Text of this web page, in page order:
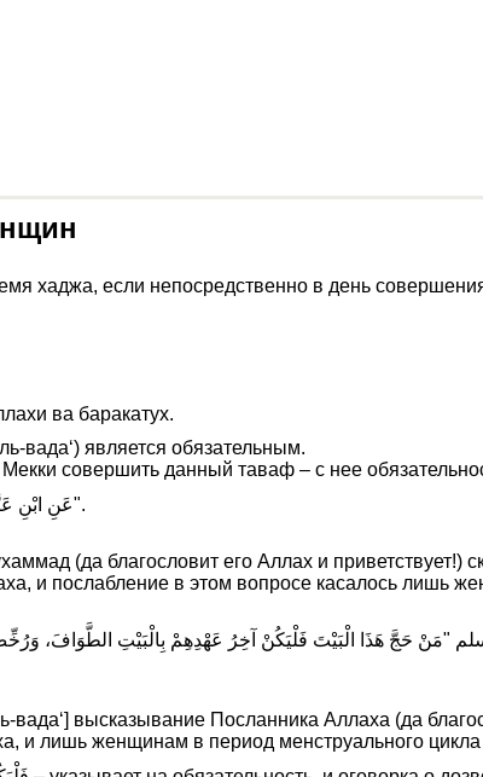
хаджа, если непосредственно в день
ва баракатух.
вада‘) является обязательным.
совершить данный таваф – с нее
عَنِ ابْنِ عَبَّاسٍ رَضِيَ اللَّهُ عَنْهُمَا قَالَ: "أُمِرَ النَّاسُ أَنْ يَكُونَ آخِرُ عَهْدِهِمْ بِالْبَيْتِ، إِلَّا أَنَّهُ خُفِّفَ عَنِ الحَائِضِ".
(да благословит его Аллах и приветствует!)
и послабление в этом вопросе касалось лишь
"مَنْ حَجَّ هَذَا الْبَيْتَ فَلْيَكُنْ آخِرُ عَهْدِهِمْ بِالْبَيْتِ الطَّوَافَ،
высказывание Посланника Аллаха (да
и лишь женщинам в период менструального